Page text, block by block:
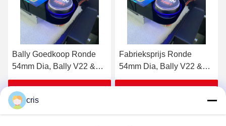
Fabrieksprijs Ronde
54mm Dia, Bally V22 &
V32 (SP-RND-Bally) Bally
Button te koop
Bally Button, Ronde
54mm Dia, Bally V22 &
V32 (SP-RND-Bally)
cris